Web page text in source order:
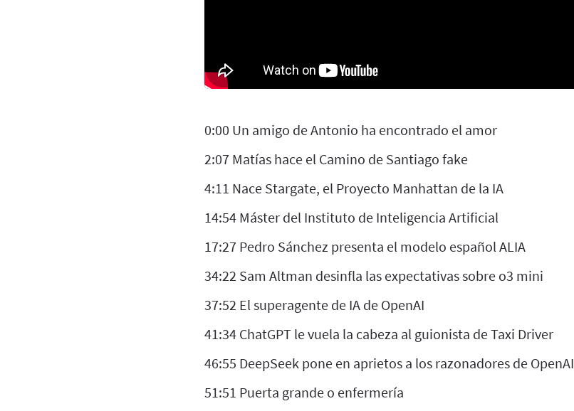
0:00 Un amigo de Antonio ha encontrado el amor
2:07 Matías hace el Camino de Santiago fake
4:11 Nace Stargate, el Proyecto Manhattan de la IA
14:54 Máster del Instituto de Inteligencia Artificial
17:27 Pedro Sánchez presenta el modelo español ALIA
34:22 Sam Altman desinfla las expectativas sobre o3 mini
37:52 El superagente de IA de OpenAI
41:34 ChatGPT le vuela la cabeza al guionista de Taxi Driver
46:55 DeepSeek pone en aprietos a los razonadores de OpenAI
51:51 Puerta grande o enfermería